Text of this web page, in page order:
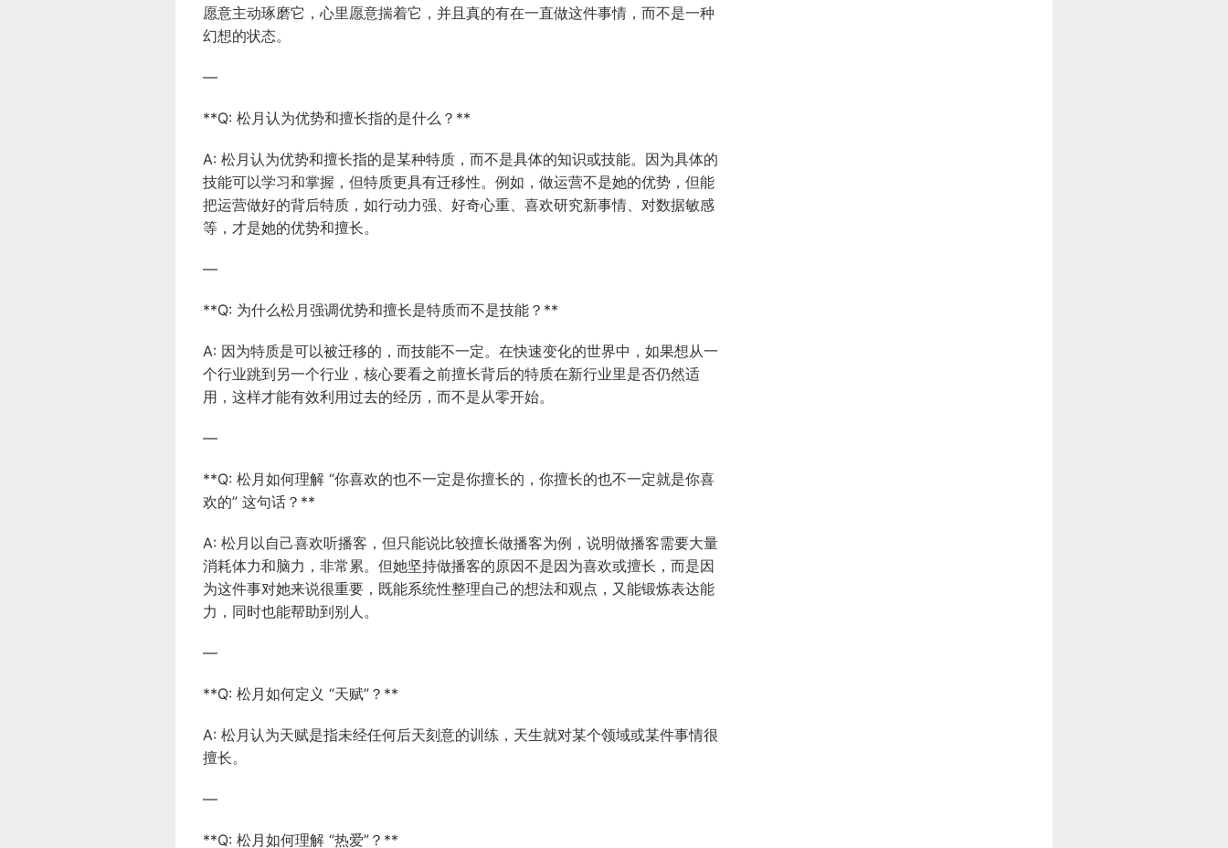
愿意主动琢磨它，心里愿意揣着它，并且真的有在一直做这件事情，而不是一种
幻想的状态。
—
**Q: 松月认为优势和擅长指的是什么？**
A: 松月认为优势和擅长指的是某种特质，而不是具体的知识或技能。因为具体的
技能可以学习和掌握，但特质更具有迁移性。例如，做运营不是她的优势，但能
把运营做好的背后特质，如行动力强、好奇心重、喜欢研究新事情、对数据敏感
等，才是她的优势和擅长。
—
**Q: 为什么松月强调优势和擅长是特质而不是技能？**
A: 因为特质是可以被迁移的，而技能不一定。在快速变化的世界中，如果想从一
个行业跳到另一个行业，核心要看之前擅长背后的特质在新行业里是否仍然适
用，这样才能有效利用过去的经历，而不是从零开始。
—
**Q: 松月如何理解 “你喜欢的也不一定是你擅长的，你擅长的也不一定就是你喜
欢的” 这句话？**
A: 松月以自己喜欢听播客，但只能说比较擅长做播客为例，说明做播客需要大量
消耗体力和脑力，非常累。但她坚持做播客的原因不是因为喜欢或擅长，而是因
为这件事对她来说很重要，既能系统性整理自己的想法和观点，又能锻炼表达能
力，同时也能帮助到别人。
—
**Q: 松月如何定义 “天赋”？**
A: 松月认为天赋是指未经任何后天刻意的训练，天生就对某个领域或某件事情很
擅长。
—
**Q: 松月如何理解 “热爱”？**